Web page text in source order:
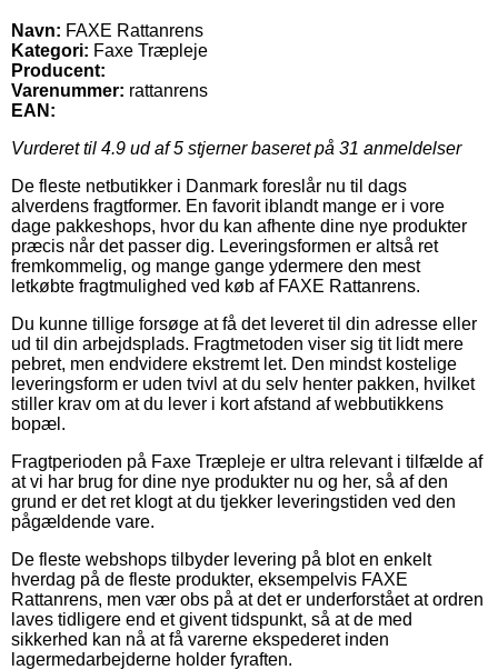
Navn: FAXE Rattanrens
Kategori: Faxe Træpleje
Producent:
Varenummer: rattanrens
EAN:
Vurderet til 4.9 ud af 5 stjerner baseret på 31 anmeldelser
De fleste netbutikker i Danmark foreslår nu til dags
alverdens fragtformer. En favorit iblandt mange er i vore
dage pakkeshops, hvor du kan afhente dine nye produkter
præcis når det passer dig. Leveringsformen er altså ret
fremkommelig, og mange gange ydermere den mest
letkøbte fragtmulighed ved køb af FAXE Rattanrens.
Du kunne tillige forsøge at få det leveret til din adresse eller
ud til din arbejdsplads. Fragtmetoden viser sig tit lidt mere
pebret, men endvidere ekstremt let. Den mindst kostelige
leveringsform er uden tvivl at du selv henter pakken, hvilket
stiller krav om at du lever i kort afstand af webbutikkens
bopæl.
Fragtperioden på Faxe Træpleje er ultra relevant i tilfælde af
at vi har brug for dine nye produkter nu og her, så af den
grund er det ret klogt at du tjekker leveringstiden ved den
pågældende vare.
De fleste webshops tilbyder levering på blot en enkelt
hverdag på de fleste produkter, eksempelvis FAXE
Rattanrens, men vær obs på at det er underforstået at ordren
laves tidligere end et givent tidspunkt, så at de med
sikkerhed kan nå at få varerne ekspederet inden
lagermedarbejderne holder fyraften.